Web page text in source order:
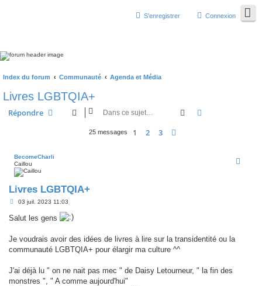
Connexion
S’enregistrer
Index du forum Communauté Agenda et Média
Livres LGBTQIA+
Répondre Rechercher
25 messages 1 2 3
BecomeCharli
Caillou
Livres LGBTQIA+
M
s
s
e
03 juil. 2023 11:03
Salut les gens
Je voudrais avoir des idées de livres à lire sur la transidentité ou la
communauté LGBTQIA+ pour élargir ma culture ^^
J'ai déjà lu " on ne nait pas mec " de Daisy Letourneur, " la fin des
monstres ", " A comme aujourd'hui"